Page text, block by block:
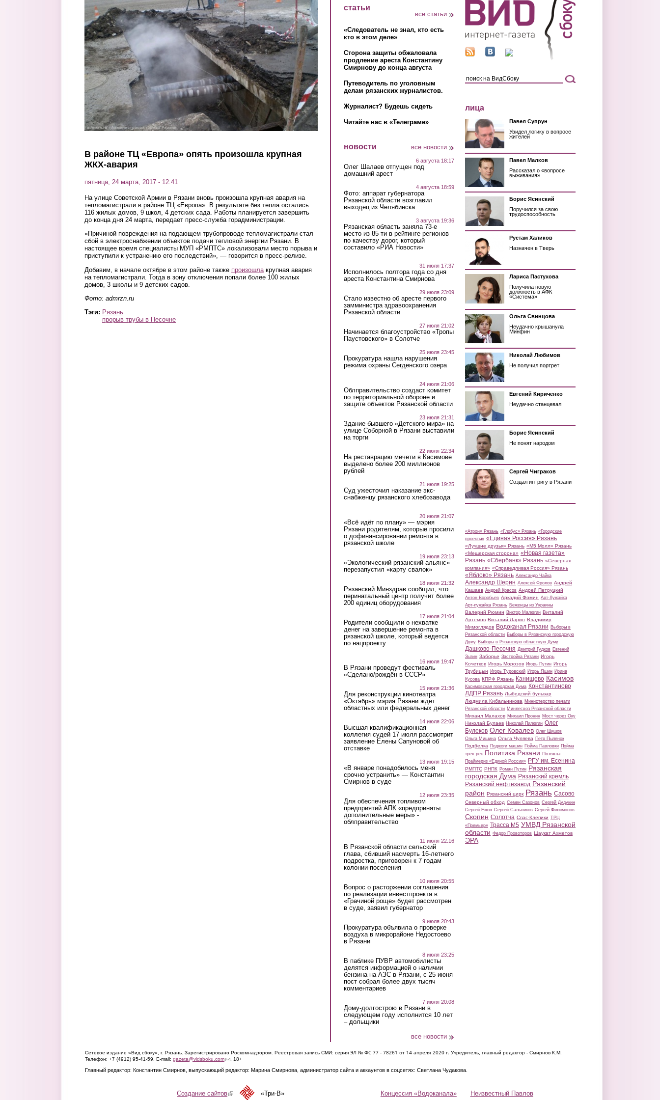
Перейти к основному содержанию
В районе ТЦ «Европа» опять произошла крупная
ЖКХ-авария
пятница, 24 марта, 2017 - 12:41
На улице Советской Армии в Рязани вновь произошла крупная авария на
тепломагистрали в районе ТЦ «Европа». В результате без тепла остались
116 жилых домов, 9 школ, 4 детских сада. Работы планируется завершить
до конца дня 24 марта, передает пресс-служба горадминистрации.
«Причиной повреждения на подающем трубопроводе тепломагистрали стал
сбой в электроснабжении объектов подачи тепловой энергии Рязани. В
настоящее время специалисты МУП «РМПТС» локализовали место порыва и
приступили к устранению его последствий», — говорится в пресс-релизе.
Добавим, в начале октябре в этом районе также произошла крупная авария
на тепломагистрали. Тогда в зону отключения попали более 100 жилых
домов, 3 школы и 9 детских садов.
Фото: admrzn.ru
Тэги: Рязань
прорыв трубы в Песочне
статьи
все статьи
«Следователь не знал, кто есть
кто в этом деле»
Сторона защиты обжаловала
продление ареста Константину
Смирнову до конца августа
Путеводитель по уголовным
делам рязанских журналистов.
Журналист? Будешь сидеть
Читайте нас в «Телеграме»
новости все новости
6 августа 18:17
Олег Шалаев отпущен под
домашний арест
4 августа 18:59
Фото: аппарат губернатора
Рязанской области возглавил
выходец из Челябинска
3 августа 19:36
Рязанская область заняла 73-е
место из 85-ти в рейтинге регионов
по качеству дорог, который
составило «РИА Новости»
31 июля 17:37
Исполнилось полтора года со дня
ареста Константина Смирнова
29 июля 23:09
Стало известно об аресте первого
замминистра здравоохранения
Рязанской области
27 июля 21:02
Начинается благоустройство «Тропы
Паустовского» в Солотче
25 июля 23:45
Прокуратура нашла нарушения
режима охраны Сегденского озера
24 июля 21:06
Облправительство создаст комитет
по территориальной обороне и
защите объектов Рязанской области
23 июля 21:31
Здание бывшего «Детского мира» на
улице Соборной в Рязани выставили
на торги
22 июля 22:34
На реставрацию мечети в Касимове
выделено более 200 миллионов
рублей
21 июля 19:25
Суд ужесточил наказание экс-
снабженцу рязанского хлебозавода
20 июля 21:07
«Всё идёт по плану» — мэрия
Рязани родителям, которые просили
о дофинансировании ремонта в
рязанской школе
19 июля 23:13
«Экологический рязанский альянс»
перезапустил «карту свалок»
18 июля 21:32
Рязанский Минздрав сообщил, что
перинатальный центр получит более
200 единиц оборудования
17 июля 21:04
Родители сообщили о нехватке
денег на завершение ремонта в
рязанской школе, который ведется
по нацпроекту
16 июля 19:47
В Рязани проведут фестиваль
«Сделано/рождён в СССР»
15 июля 21:36
Для реконструкции кинотеатра
«Октябрь» мэрия Рязани ждет
областных или федеральных денег
14 июля 22:06
Высшая квалификационная
коллегия судей 17 июля рассмотрит
заявление Елены Сапуновой об
отставке
13 июля 19:15
«В январе понадобилось меня
срочно устранить» — Константин
Смирнов в суде
12 июля 23:35
Для обеспечения топливом
предприятий АПК «предприняты
дополнительные меры» -
облправительство
11 июля 22:16
В Рязанской области сельский
глава, сбивший насмерть 16-летнего
подростка, приговорен к 7 годам
колонии-поселения
10 июля 20:55
Вопрос о расторжении соглашения
по реализации инвестпроекта в
«Грачиной роще» будет рассмотрен
в суде, заявил губернатор
9 июля 20:43
Прокуратура объявила о проверке
воздуха в микрорайоне Недостоево
в Рязани
8 июля 23:25
В паблике ПУВР автомобилисты
делятся информацией о наличии
бензина на АЗС в Рязани, с 25 июня
пост собрал более двух тысяч
комментариев
7 июля 20:08
Дому-долгострою в Рязани в
следующем году исполнится 10 лет
– дольщики
все новости
лица
Павел Супрун
Увидел логику в вопросе
жителей
Павел Малков
Рассказал о «вопросе
выживания»
Борис Ясинский
Поручился за свою
трудоспособность
Рустам Халиков
Назначен в Тверь
Лариса Пастухова
Получила новую
должность в АФК
«Система»
Ольга Свинцова
Неудачно крышанула
Минфин
Николай Любимов
Не получил портрет
Евгений Кириченко
Неудачно станцевал
Борис Ясинский
Не понят народом
Сергей Чиграков
Создал интригу в Рязани
«Атрон» Рязань «Глобус» Рязань «Городские
проекты» «Единая Россия» Рязань
«Лучшие друзья» Рязань «М5 Молл» Рязань
«Мещерская сторона» «Новая газета»
Рязань «Сбербанк» Рязань «Северная
компания» «Справедливая Россия» Рязань
«Яблоко» Рязань Александр Чайка
Александр Шерин Алексей Фролов Андрей
Кашаев Андрей Красов Андрей Петруцкий
Антон Воробьев Аркадий Фомин Арт-Лужайка
Арт-лужайка Рязань Беженцы из Украины
Валерий Рюмин Виктор Малюгин Виталий
Артемов Виталий Ларин Владимир
Мимоглядов Водоканал Рязани Выборы в
Рязанской области Выборы в Рязанскую городскую
Думу Выборы в Рязанскую областную Думу
Дашково-Песочня Дмитрий Гудков Евгений
Зызин Заборье Застройка Рязани Игорь
Кочетков Игорь Морозов Игорь Путин Игорь
Трубицын Игорь Туровский Игорь Яшин Ирина
Кусова КПРФ Рязань Канищево Касимов
Касимовская городская Дума Константиново
ЛДПР Рязань Лыбедский бульвар
Людмила Кибальникова Министерство печати
Рязанской области Минлесхоз Рязанской области
Михаил Малахов Михаил Пронин Мост через Оку
Николай Булаев Николай Пилюгин Олег
Булеков Олег Ковалев Олег Шишов
Ольга Мишина Ольга Чуляева Петр Пыленок
Подбелка Поджоги машин Пойма Павловки Пойма
трех рек Политика Рязани Поляны
Праймериз «Единой России» РГУ им. Есенина
РМПТС РНПК Роман Путин Рязанская
городская Дума Рязанский кремль
Рязанский нефтезавод Рязанский
район Рязанский цирк Рязань Сасово
Северный обход Семен Сазонов Сергей Дудукин
Сергей Ежов Сергей Сальников Сергей Филимонов
Скопин Солотча Спас-Клепики ТРЦ
«Премьер» Трасса М5 УМВД Рязанской
области Федор Провоторов Шаукат Ахметов
ЭРА
Сетевое издание «Вид сбоку», г. Рязань. Зарегистрировано Роскомнадзором. Реестровая запись СМИ: серия ЭЛ № ФС 77 - 78261 от 14 апреля 2020 г. Учредитель, главный редактор - Смирнов К.М.
Телефон: +7 (4912) 95-41-59. E-mail: gazeta@vidsboku.com(link sends e-mail)
. 18+
Главный редактор: Константин Смирнов, выпускающий редактор: Марина Смирнова, администратор сайта и аккаунтов в соцсетях: Светлана Чудакова.
Концессия «Водоканала» Неизвестный Павлов
Создание сайтов(link is external)«Три-В»